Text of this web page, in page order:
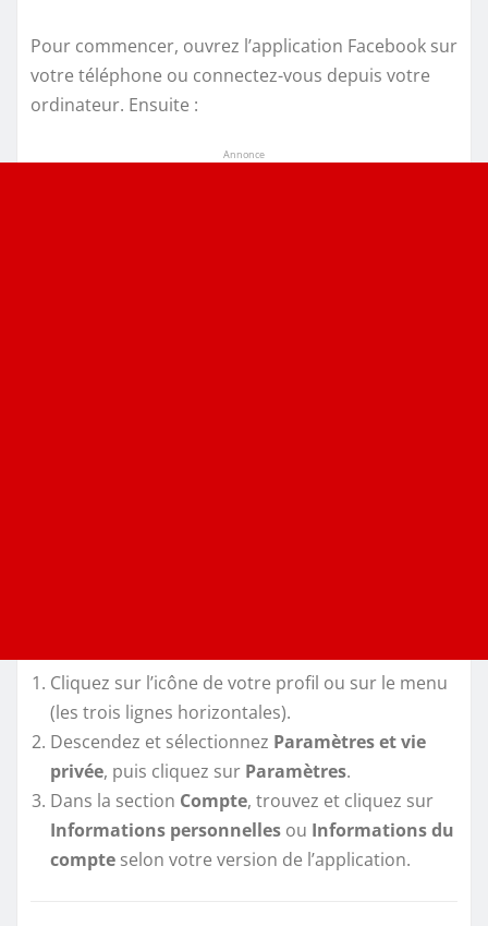
Pour commencer, ouvrez l’application Facebook sur
votre téléphone ou connectez-vous depuis votre
ordinateur. Ensuite :
Annonce
Cliquez sur l’icône de votre profil ou sur le menu
(les trois lignes horizontales).
Descendez et sélectionnez Paramètres et vie
privée, puis cliquez sur Paramètres.
Dans la section Compte, trouvez et cliquez sur
Informations personnelles ou Informations du
compte selon votre version de l’application.